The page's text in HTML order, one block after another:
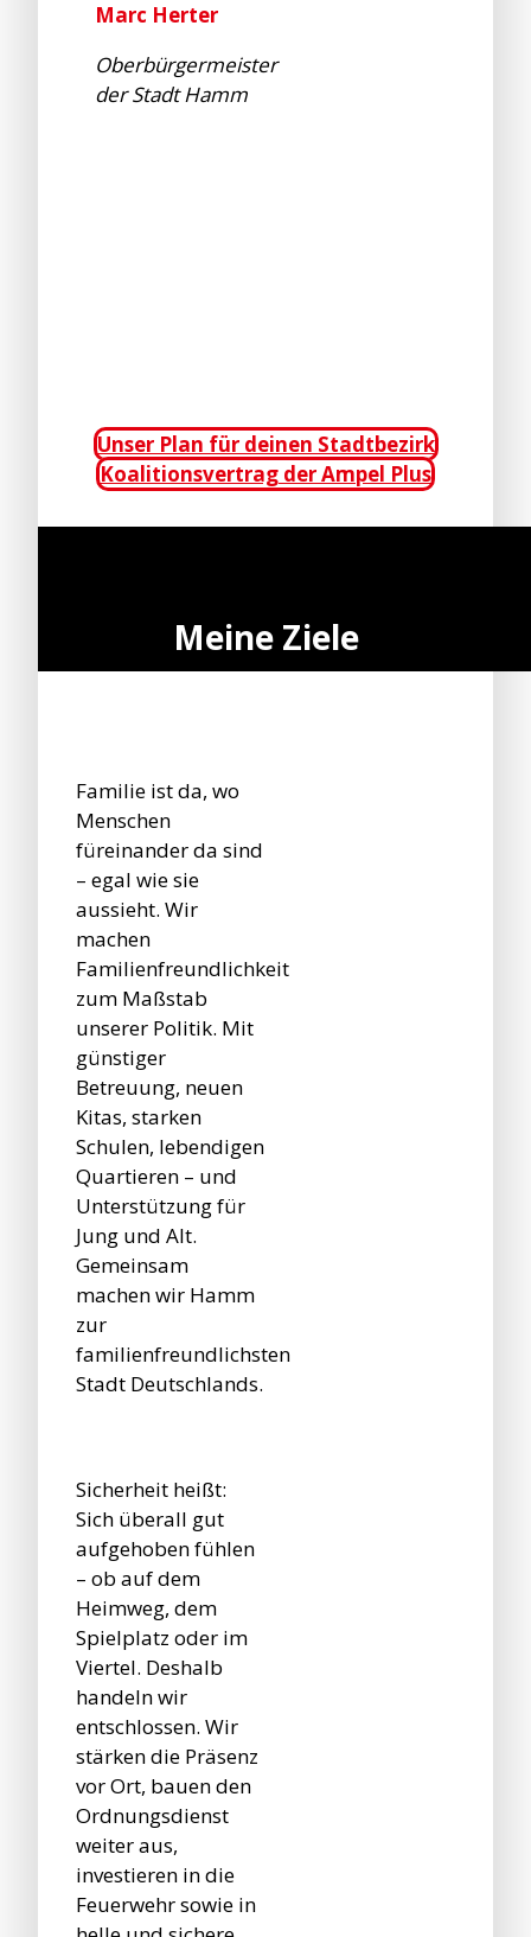
Marc Herter
Oberbürgermeister
der Stadt Hamm
Unser Plan für deinen Stadtbezirk
Koalitionsvertrag der Ampel Plus
Meine Ziele
Familie ist da, wo
Menschen
füreinander da sind
– egal wie sie
aussieht. Wir
machen
Familienfreundlichkeit
zum Maßstab
unserer Politik. Mit
günstiger
Betreuung, neuen
Kitas, starken
Schulen, lebendigen
Quartieren – und
Unterstützung für
Jung und Alt.
Gemeinsam
machen wir Hamm
zur
familienfreundlichsten
Stadt Deutschlands.
Sicherheit heißt:
Sich überall gut
aufgehoben fühlen
– ob auf dem
Heimweg, dem
Spielplatz oder im
Viertel. Deshalb
handeln wir
entschlossen. Wir
stärken die Präsenz
vor Ort, bauen den
Ordnungsdienst
weiter aus,
investieren in die
Feuerwehr sowie in